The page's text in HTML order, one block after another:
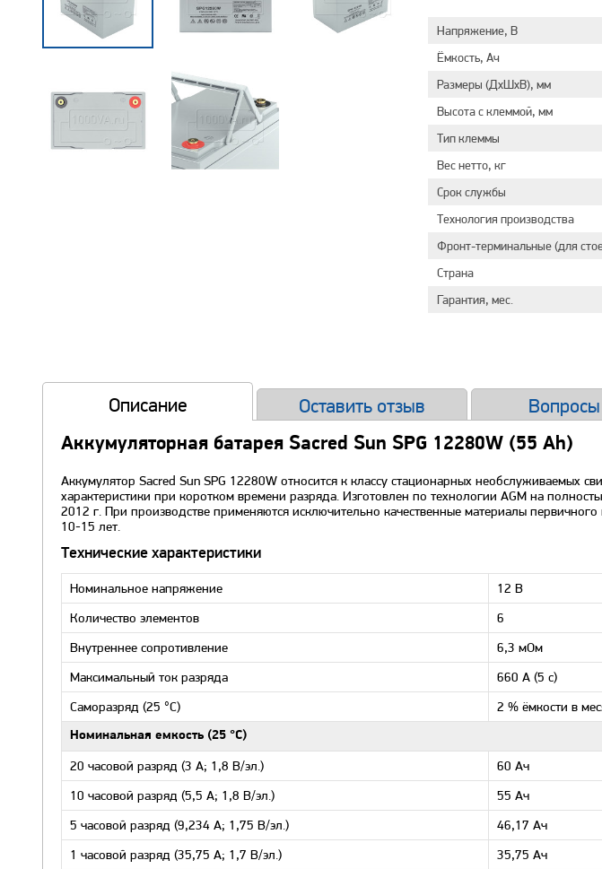
Напряжение, В
Ёмкость, Ач
Размеры (ДхШхВ), мм
Высота с клеммой, мм
Тип клеммы
Вес нетто, кг
Срок службы
Технология производства
Фронт-терминальные (для
Страна
Гарантия, мес.
Описание Оставить отзыв
Аккумуляторная батарея Sacred Sun SPG 12280W (55 Ah)
Аккумулятор Sacred Sun SPG 12280W относится к классу стационарных
характеристики при коротком времени разряда. Изготовлен по технологии AGM на
2012 г. При производстве применяются исключительно качественные материалы
10-15 лет.
Технические характеристики
Номинальное напряжение
12 В
Количество элементов
6
Внутреннее сопротивление
6,3 мОм
Максимальный ток разряда
660 А (5 с)
Саморазряд (25 °С)
2 % ёмкости в
Номинальная емкость (25 °С)
20 часовой разряд (3 А; 1,8 В/эл.)
60 Ач
10 часовой разряд (5,5 А; 1,8 В/эл.)
55 Ач
5 часовой разряд (9,234 А; 1,75 В/эл.)
46,17 Ач
1 часовой разряд (35,75 А; 1,7 В/эл.)
35,75 Ач